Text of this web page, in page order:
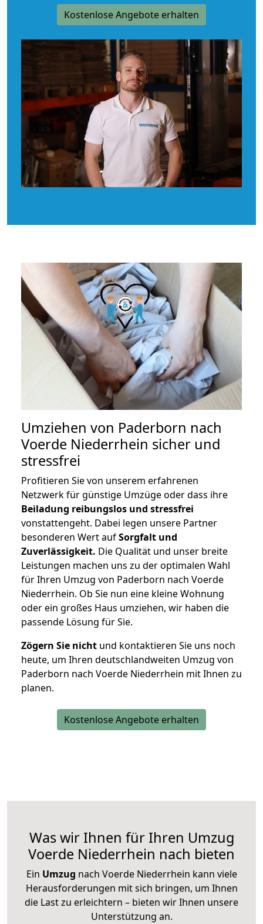
Kostenlose Angebote erhalten
Umziehen von Paderborn nach
Voerde Niederrhein sicher und
stressfrei
Profitieren Sie von unserem erfahrenen
Netzwerk für günstige Umzüge oder dass ihre
Beiladung reibungslos und stressfrei
vonstattengeht. Dabei legen unsere Partner
besonderen Wert aufSorgfalt und
Zuverlässigkeit. Die Qualität und unser breite
Leistungen machen uns zu der optimalen Wahl
für Ihren Umzug von Paderborn nach Voerde
Niederrhein. Ob Sie nun eine kleine Wohnung
oder ein großes Haus umziehen, wir haben die
passende Lösung für Sie.
Zögern Sie nicht und kontaktieren Sie uns noch
heute, um Ihren deutschlandweiten Umzug von
Paderborn nach Voerde Niederrhein mit Ihnen zu
planen.
Kostenlose Angebote erhalten
Was wir Ihnen für Ihren Umzug
Voerde Niederrhein nach bieten
Ein Umzug nach Voerde Niederrhein kann viele
Herausforderungen mit sich bringen, um Ihnen
die Last zu erleichtern – bieten wir Ihnen unsere
Unterstützung an.